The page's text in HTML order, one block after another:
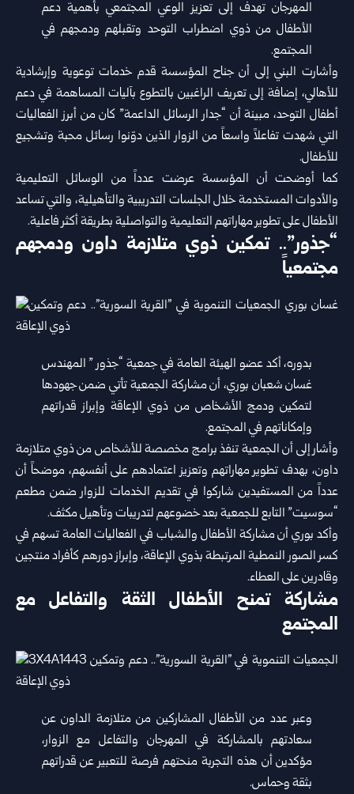
المهرجان تهدف إلى تعزيز الوعي المجتمعي بأهمية دعم
الأطفال من ذوي اضطراب التوحد وتقبلهم ودمجهم في
المجتمع.
وأشارت البني إلى أن جناح المؤسسة قدم خدمات توعوية وإرشادية
للأهالي، إضافة إلى تعريف الراغبين بالتطوع بآليات المساهمة في دعم
أطفال التوحد، مبينة أن “جدار الرسائل الداعمة” كان من أبرز الفعاليات
التي شهدت تفاعلاً واسعاً من الزوار الذين دوّنوا رسائل محبة وتشجيع
للأطفال.
كما أوضحت أن المؤسسة عرضت عدداً من الوسائل التعليمية
والأدوات المستخدمة خلال الجلسات التدريبية والتأهيلية، والتي تساعد
الأطفال على تطوير مهاراتهم التعليمية والتواصلية بطريقة أكثر فاعلية.
“جذور”.. تمكين ذوي متلازمة داون ودمجهم
مجتمعياً
بدوره، أكد عضو الهيئة العامة في جمعية “جذور ” المهندس
غسان شعبان بوري، أن مشاركة الجمعية تأتي ضمن جهودها
لتمكين ودمج الأشخاص من ذوي الإعاقة وإبراز قدراتهم
وإمكاناتهم في المجتمع.
وأشار إلى أن الجمعية تنفذ برامج مخصصة للأشخاص من ذوي متلازمة
داون، بهدف تطوير مهاراتهم وتعزيز اعتمادهم على أنفسهم، موضحاً أن
عدداً من المستفيدين شاركوا في تقديم الخدمات للزوار ضمن مطعم
“سوسيت” التابع للجمعية بعد خضوعهم لتدريبات وتأهيل مكثف.
وأكد بوري أن مشاركة الأطفال والشباب في الفعاليات العامة تسهم في
كسر الصور النمطية المرتبطة بذوي الإعاقة، وإبراز دورهم كأفراد منتجين
وقادرين على العطاء.
مشاركة تمنح الأطفال الثقة والتفاعل مع
المجتمع
وعبر عدد من الأطفال المشاركين من متلازمة الداون عن
سعادتهم بالمشاركة في المهرجان والتفاعل مع الزوار،
مؤكدين أن هذه التجربة منحتهم فرصة للتعبير عن قدراتهم
بثقة وحماس.